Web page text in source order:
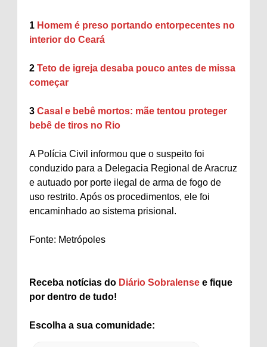
1 Homem é preso portando entorpecentes no
interior do Ceará
2 Teto de igreja desaba pouco antes de missa
começar
3 Casal e bebê mortos: mãe tentou proteger
bebê de tiros no Rio
A Polícia Civil informou que o suspeito foi
conduzido para a Delegacia Regional de Aracruz
e autuado por porte ilegal de arma de fogo de
uso restrito. Após os procedimentos, ele foi
encaminhado ao sistema prisional.
Fonte: Metrópoles
Receba notícias do Diário Sobralense e fique
por dentro de tudo!
Escolha a sua comunidade: